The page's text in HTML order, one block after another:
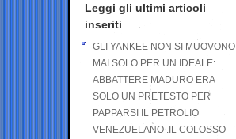
Leggi gli ultimi articoli
inseriti
GLI YANKEE NON SI MUOVONO
MAI SOLO PER UN IDEALE:
ABBATTERE MADURO ERA
SOLO UN PRETESTO PER
PAPPARSI IL PETROLIO
VENEZUELANO .IL COLOSSO